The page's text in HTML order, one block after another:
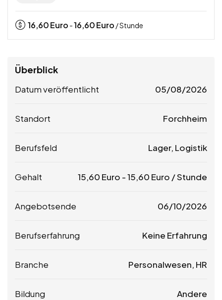
16,60Euro -16,60Euro / Stunde
Überblick
Datum veröffentlicht 05/08/2026
Standort Forchheim
Berufsfeld Lager, Logistik
Gehalt 15,60 Euro -15,60 Euro / Stunde
Angebotsende 06/10/2026
Berufserfahrung Keine Erfahrung
Branche Personalwesen, HR
Bildung Andere